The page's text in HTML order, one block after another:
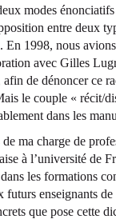
modes énonciatifs
entre deux
En 1998, nous
avec Gilles
afin de dénoncer ce
le couple « récit/
dans les
ma charge de
à l’université de
les formations
futurs enseignants
que pose cette